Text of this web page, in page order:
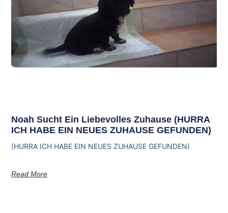
Noah Sucht Ein Liebevolles Zuhause (HURRA
ICH HABE EIN NEUES ZUHAUSE GEFUNDEN)
(HURRA ICH HABE EIN NEUES ZUHAUSE GEFUNDEN)
Read More